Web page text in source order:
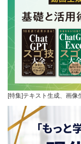
[特集]テキスト生成、画